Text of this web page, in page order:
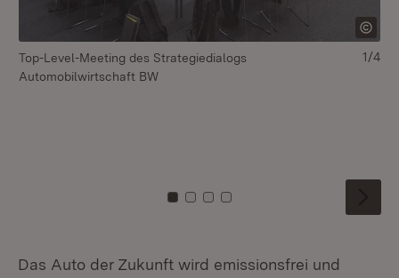
Top-Level-Meeting des Strategiedialogs
Automobilwirtschaft BW
Zu Kachel: 0
Zu Kachel: 1
Zu Kachel: 2
Zu Kachel: 3
1/4
Das Auto der Zukunft wird emissionsfrei und